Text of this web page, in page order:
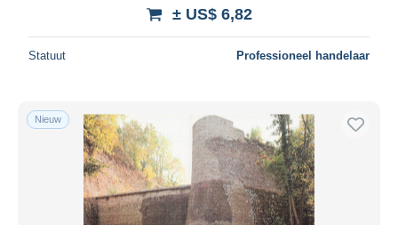
± US$ 6,82
Statuut Professioneel handelaar
Nieuw